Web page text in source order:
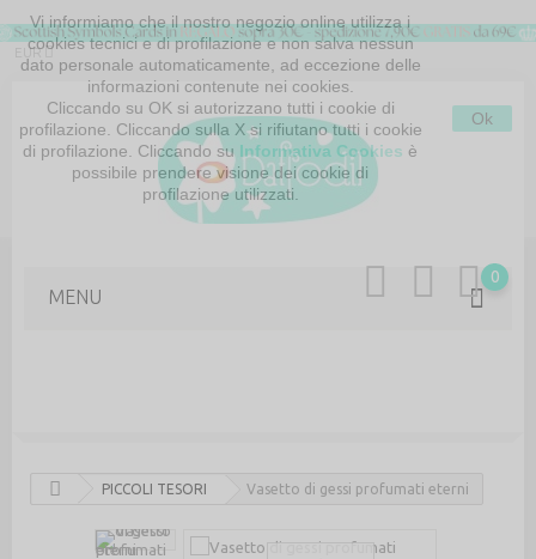
EUR
MENU
0
PICCOLI TESORI Vasetto di gessi profumati eterni
Vi informiamo che il nostro negozio online utilizza i
cookies tecnici e di profilazione e non salva nessun
dato personale automaticamente, ad eccezione delle
informazioni contenute nei cookies.
Cliccando su OK si autorizzano tutti i cookie di
profilazione. Cliccando sulla X si rifiutano tutti i cookie
di profilazione. Cliccando su Informativa Cookies è
possibile prendere visione dei cookie di
profilazione utilizzati.
Ok